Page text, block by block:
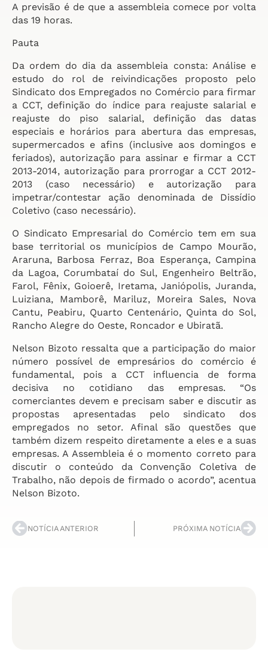
A previsão é de que a assembleia comece por volta
das 19 horas.
Pauta
Da ordem do dia da assembleia consta: Análise e
estudo do rol de reivindicações proposto pelo
Sindicato dos Empregados no Comércio para firmar
a CCT, definição do índice para reajuste salarial e
reajuste do piso salarial, definição das datas
especiais e horários para abertura das empresas,
supermercados e afins (inclusive aos domingos e
feriados), autorização para assinar e firmar a CCT
2013-2014, autorização para prorrogar a CCT 2012-
2013 (caso necessário) e autorização para
impetrar/contestar ação denominada de Dissídio
Coletivo (caso necessário).
O Sindicato Empresarial do Comércio tem em sua
base territorial os municípios de Campo Mourão,
Araruna, Barbosa Ferraz, Boa Esperança, Campina
da Lagoa, Corumbataí do Sul, Engenheiro Beltrão,
Farol, Fênix, Goioerê, Iretama, Janiópolis, Juranda,
Luiziana, Mamborê, Mariluz, Moreira Sales, Nova
Cantu, Peabiru, Quarto Centenário, Quinta do Sol,
Rancho Alegre do Oeste, Roncador e Ubiratã.
Nelson Bizoto ressalta que a participação do maior
número possível de empresários do comércio é
fundamental, pois a CCT influencia de forma
decisiva no cotidiano das empresas. “Os
comerciantes devem e precisam saber e discutir as
propostas apresentadas pelo sindicato dos
empregados no setor. Afinal são questões que
também dizem respeito diretamente a eles e a suas
empresas. A Assembleia é o momento correto para
discutir o conteúdo da Convenção Coletiva de
Trabalho, não depois de firmado o acordo”, acentua
Nelson Bizoto.
NOTÍCIA ANTERIOR PRÓXIMA NOTÍCIA